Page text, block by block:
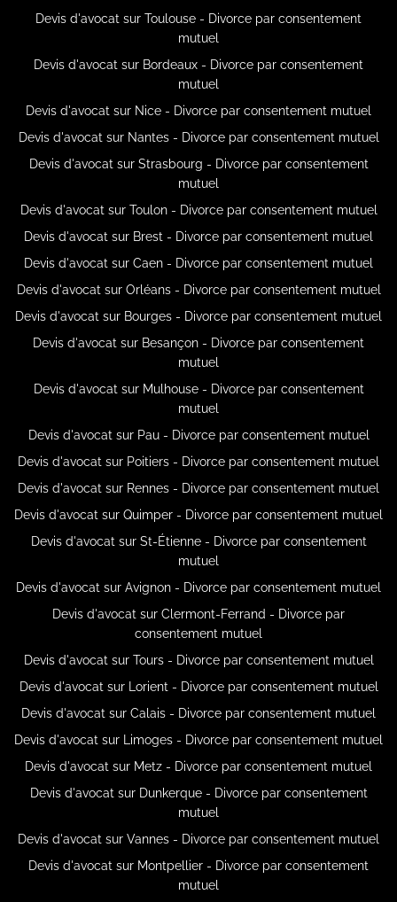
Devis d'avocat sur Toulouse - Divorce par consentement
mutuel
Devis d'avocat sur Bordeaux - Divorce par consentement
mutuel
Devis d'avocat sur Nice - Divorce par consentement mutuel
Devis d'avocat sur Nantes - Divorce par consentement mutuel
Devis d'avocat sur Strasbourg - Divorce par consentement
mutuel
Devis d'avocat sur Toulon - Divorce par consentement mutuel
Devis d'avocat sur Brest - Divorce par consentement mutuel
Devis d'avocat sur Caen - Divorce par consentement mutuel
Devis d'avocat sur Orléans - Divorce par consentement mutuel
Devis d'avocat sur Bourges - Divorce par consentement mutuel
Devis d'avocat sur Besançon - Divorce par consentement
mutuel
Devis d'avocat sur Mulhouse - Divorce par consentement
mutuel
Devis d'avocat sur Pau - Divorce par consentement mutuel
Devis d'avocat sur Poitiers - Divorce par consentement mutuel
Devis d'avocat sur Rennes - Divorce par consentement mutuel
Devis d'avocat sur Quimper - Divorce par consentement mutuel
Devis d'avocat sur St-Étienne - Divorce par consentement
mutuel
Devis d'avocat sur Avignon - Divorce par consentement mutuel
Devis d'avocat sur Clermont-Ferrand - Divorce par
consentement mutuel
Devis d'avocat sur Tours - Divorce par consentement mutuel
Devis d'avocat sur Lorient - Divorce par consentement mutuel
Devis d'avocat sur Calais - Divorce par consentement mutuel
Devis d'avocat sur Limoges - Divorce par consentement mutuel
Devis d'avocat sur Metz - Divorce par consentement mutuel
Devis d'avocat sur Dunkerque - Divorce par consentement
mutuel
Devis d'avocat sur Vannes - Divorce par consentement mutuel
Devis d'avocat sur Montpellier - Divorce par consentement
mutuel